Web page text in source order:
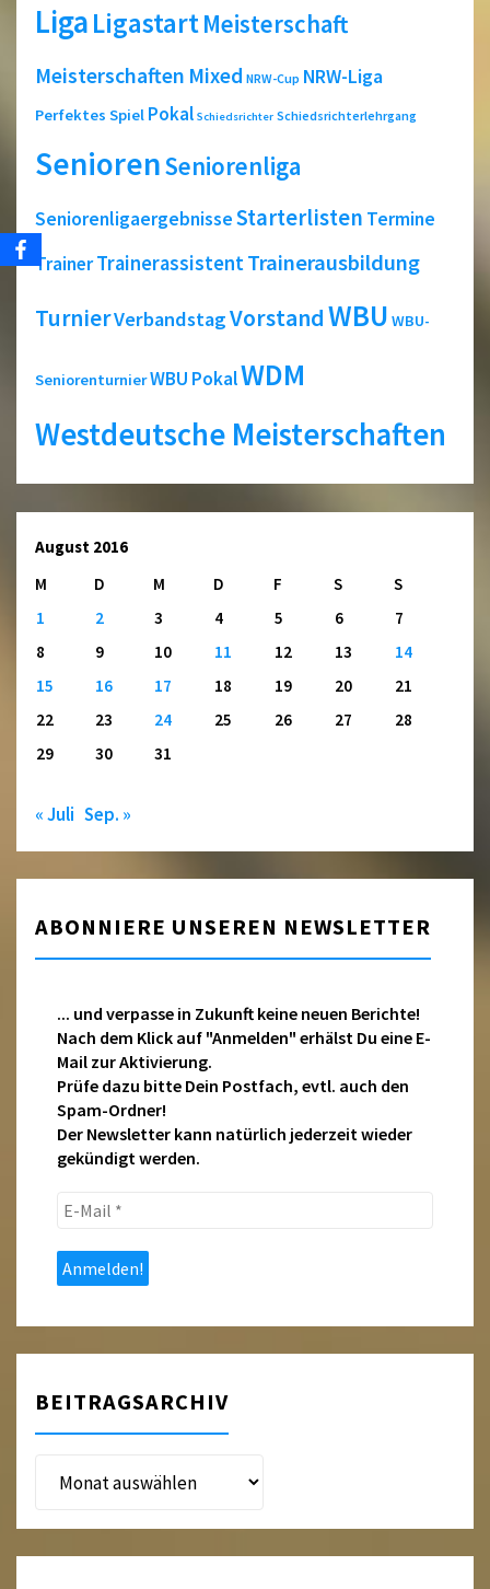
LigaLigastartMeisterschaft
Meisterschaften Mixed NRW-Cup NRW-Liga
Perfektes Spiel Pokal Schiedsrichter Schiedsrichterlehrgang
SeniorenSeniorenliga
SeniorenligaergebnisseStarterlisten Termine
TrainerTrainerassistentTrainerausbildung
TurnierVerbandstagVorstandWBU WBU-
SeniorenturnierWBU PokalWDM
Westdeutsche Meisterschaften
August 2016
M
D M D F S
S
1
2 3 4 5 6
7
8
9 10 11 12 13
14
15
16 17 18 19 20
21
22
23 24 25 26 27
28
29
30 31
« Juli Sep. »
ABONNIERE UNSEREN NEWSLETTER
... und verpasse in Zukunft keine neuen Berichte!
Nach dem Klick auf "Anmelden" erhälst Du eine E-
Mail zur Aktivierung.
Prüfe dazu bitte Dein Postfach, evtl. auch den
Spam-Ordner!
Der Newsletter kann natürlich jederzeit wieder
gekündigt werden.
E-
*
BEITRAGSARCHIV
Beitragsarchiv